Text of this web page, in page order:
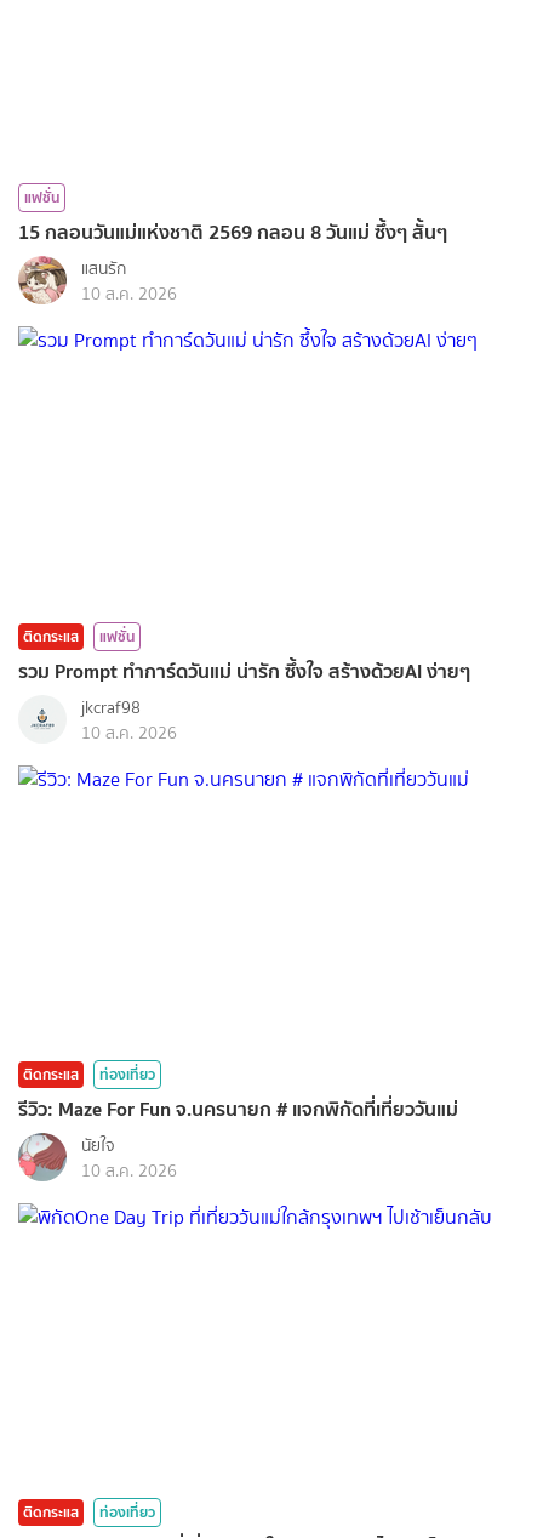
แฟชั่น
15 กลอนวันแม่แห่งชาติ 2569 กลอน 8 วันแม่ ซึ้งๆ สั้นๆ
แสนรัก
10 ส.ค. 2026
ติดกระแส แฟชั่น
รวม Prompt ทำการ์ดวันแม่ น่ารัก ซึ้งใจ สร้างด้วยAI ง่ายๆ
jkcraf98
10 ส.ค. 2026
ติดกระแส ท่องเที่ยว
รีวิว: Maze For Fun จ.นครนายก # แจกพิกัดที่เที่ยววันแม่
นัยใจ
10 ส.ค. 2026
ติดกระแส ท่องเที่ยว